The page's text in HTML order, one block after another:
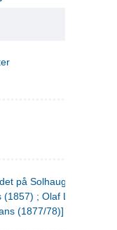
på Solhaug (1883) ;
; Olaf Liljekrans
(1877/78)]